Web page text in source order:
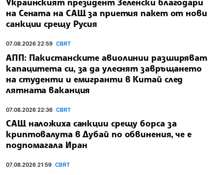
на Сената на САЩ за приетия пакет от нови
санкции срещу Русия
07.08.2026 22:59 СВЯТ
АПП: Пакистанските авиолинии разширяват
капацитета си, за да улеснят завръщането
на студенти и емигранти в Китай след
лятната ваканция
07.08.2026 22:36 СВЯТ
САЩ наложиха санкции срещу борса за
криптовалута в Дубай по обвинения, че е
подпомагала Иран
07.08.2026 21:59 СВЯТ